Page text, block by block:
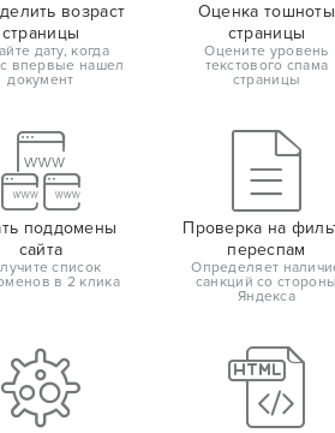
возраст
страницы
дату, когда
впервые нашел
документ
Оценка тошноты
страницы
Оцените уровень
текстового спама
страницы
поддомены
сайта
список
в 2 клика
Проверка на
переспам
Определяет
санкций со стороны
Яндекса